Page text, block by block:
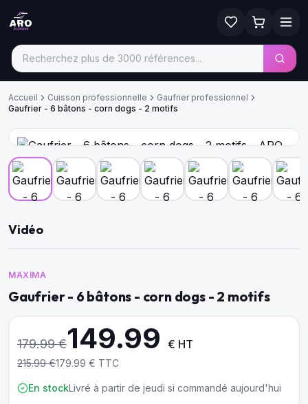
Accueil Cuisson professionnelle
Gaufrier professionnel
Gaufrier - 6 bâtons - corn dogs - 2 motifs
Vidéo
MAXIMA
Gaufrier - 6 bâtons - corn dogs - 2 motifs
179.99€149.99 € HT
215.99€179.99 € TTC
En stockLivré à partir de jeudi si commandé aujourd'hui